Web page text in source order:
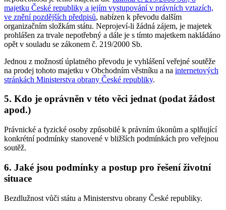
majetku České republiky a jejím vystupování v právních vztazích,
ve znění pozdějších předpisů, nabízen k převodu dalším
organizačním složkám státu. Neprojeví-li žádná zájem, je majetek
prohlášen za trvale nepotřebný a dále je s tímto majetkem nakládáno
opět v souladu se zákonem č. 219/2000 Sb.
Jednou z možností úplatného převodu je vyhlášení veřejné soutěže
na prodej tohoto majetku v Obchodním věstníku a na internetových
stránkách Ministerstva obrany České republiky.
5. Kdo je oprávněn v této věci jednat (podat žádost
apod.)
Právnické a fyzické osoby způsobilé k právním úkonům a splňující
konkrétní podmínky stanovené v bližších podmínkách pro veřejnou
soutěž.
6. Jaké jsou podmínky a postup pro řešení životní
situace
Bezdlužnost vůči státu a Ministerstvu obrany České republiky.